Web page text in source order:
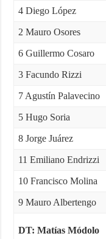
4 Diego López
2 Mauro Osores
6 Guillermo Cosaro
3 Facundo Rizzi
7 Agustín Palavecino
5 Hugo Soria
8 Jorge Juárez
11 Emiliano Endrizzi
10 Francisco Molina
9 Mauro Albertengo
DT: Matías Módolo